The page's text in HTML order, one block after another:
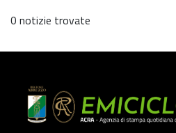
0 notizie trovate